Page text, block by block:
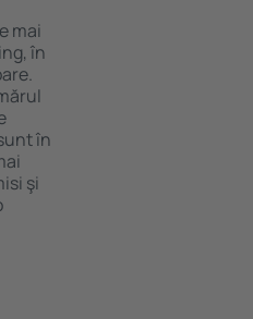
mai
în
în
şi